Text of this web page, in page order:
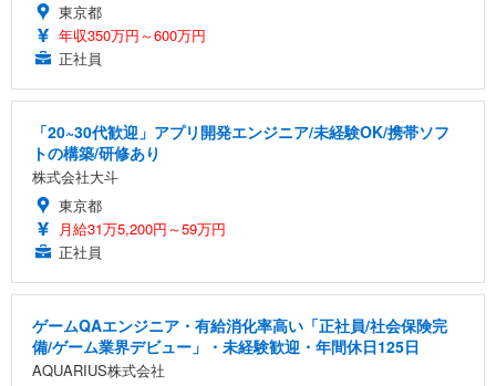
東京都
年収350万円～600万円
正社員
「20~30代歓迎」アプリ開発エンジニア/未経験OK/携帯ソフ
トの構築/研修あり
株式会社大斗
東京都
月給31万5,200円～59万円
正社員
ゲームQAエンジニア・有給消化率高い「正社員/社会保険完
備/ゲーム業界デビュー」・未経験歓迎・年間休日125日
AQUARIUS株式会社